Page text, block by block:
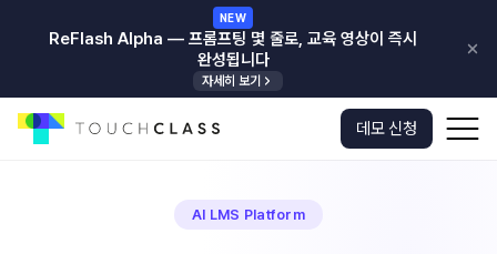
NEW
ReFlash Alpha — 프롬프팅 몇 줄로, 교육 영상이 즉시
완성됩니다
자세히 보기
데모 신청
AI LMS Platform